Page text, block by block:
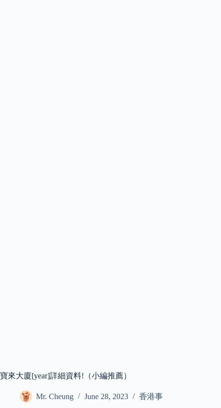
寶來大廈[year]詳細資料!（小編推薦）
Mr. Cheung June 28, 2023 香港事